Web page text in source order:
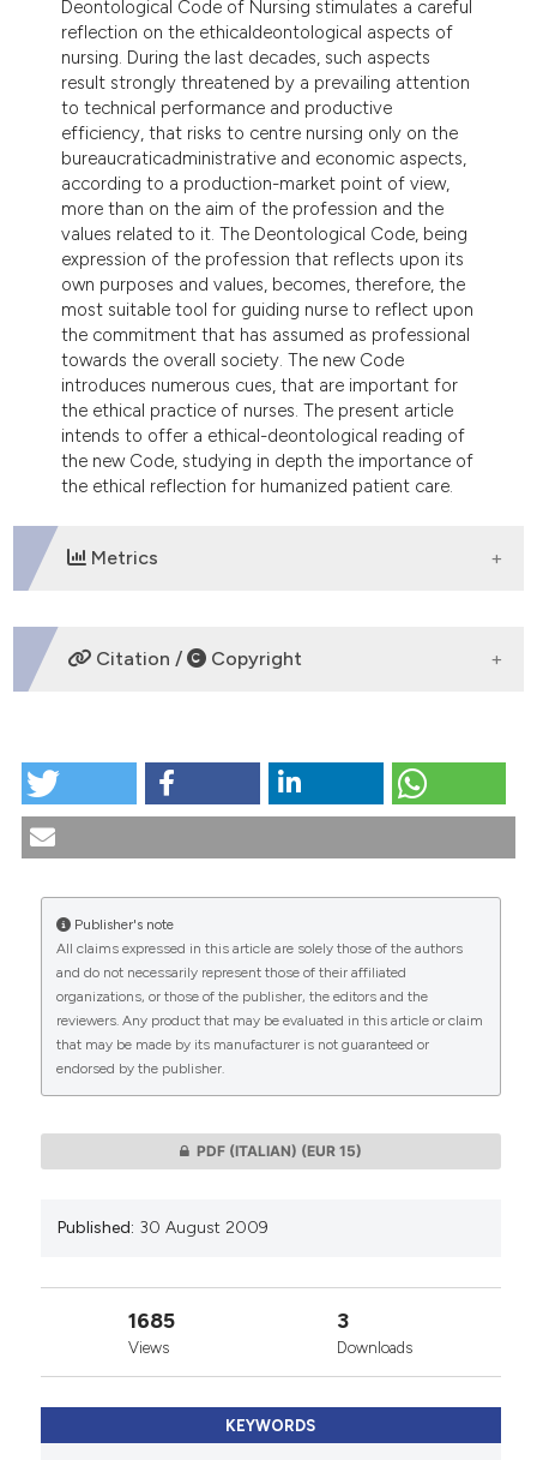
Deontological Code of Nursing stimulates a careful
reflection on the ethicaldeontological aspects of
nursing. During the last decades, such aspects
result strongly threatened by a prevailing attention
to technical performance and productive
efficiency, that risks to centre nursing only on the
bureaucraticadministrative and economic aspects,
according to a production-market point of view,
more than on the aim of the profession and the
values related to it. The Deontological Code, being
expression of the profession that reflects upon its
own purposes and values, becomes, therefore, the
most suitable tool for guiding nurse to reflect upon
the commitment that has assumed as professional
towards the overall society. The new Code
introduces numerous cues, that are important for
the ethical practice of nurses. The present article
intends to offer a ethical-deontological reading of
the new Code, studying in depth the importance of
the ethical reflection for humanized patient care.
Metrics
DOWNLOADS
CITATIONS
0 0
Citation / Copyright
Il nuovo Codice deontologico dell’infermiere: una
More Citation Formats
Publisher's note
All claims expressed in this article are solely those of the authors
and do not necessarily represent those of their affiliated
organizations, or those of the publisher, the editors and the
reviewers. Any product that may be evaluated in this article or claim
that may be made by its manufacturer is not guaranteed or
endorsed by the publisher.
PDF (ITALIAN) (EUR 15)
Published: 30 August 2009
1685
Views
3
Downloads
KEYWORDS